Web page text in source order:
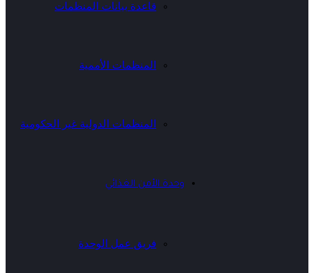
قاعدة بيانات المنظمات
المنظمات الأممية
المنظمات الدولية غير الحكومية
وحدة الأمن الغذائي
فريق عمل الوحدة